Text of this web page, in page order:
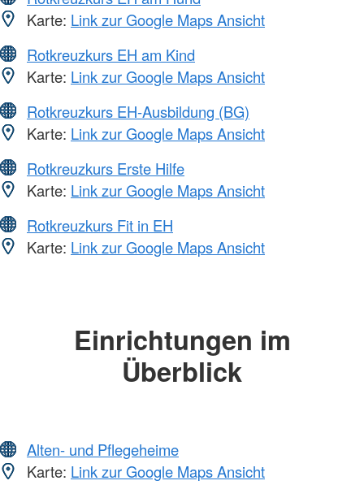
Karte: Link zur Google Maps Ansicht
Rotkreuzkurs EH am Kind
Karte: Link zur Google Maps Ansicht
Rotkreuzkurs EH-Ausbildung (BG)
Karte: Link zur Google Maps Ansicht
Rotkreuzkurs Erste Hilfe
Karte: Link zur Google Maps Ansicht
Rotkreuzkurs Fit in EH
Karte: Link zur Google Maps Ansicht
Einrichtungen im
Überblick
Alten- und Pflegeheime
Karte: Link zur Google Maps Ansicht